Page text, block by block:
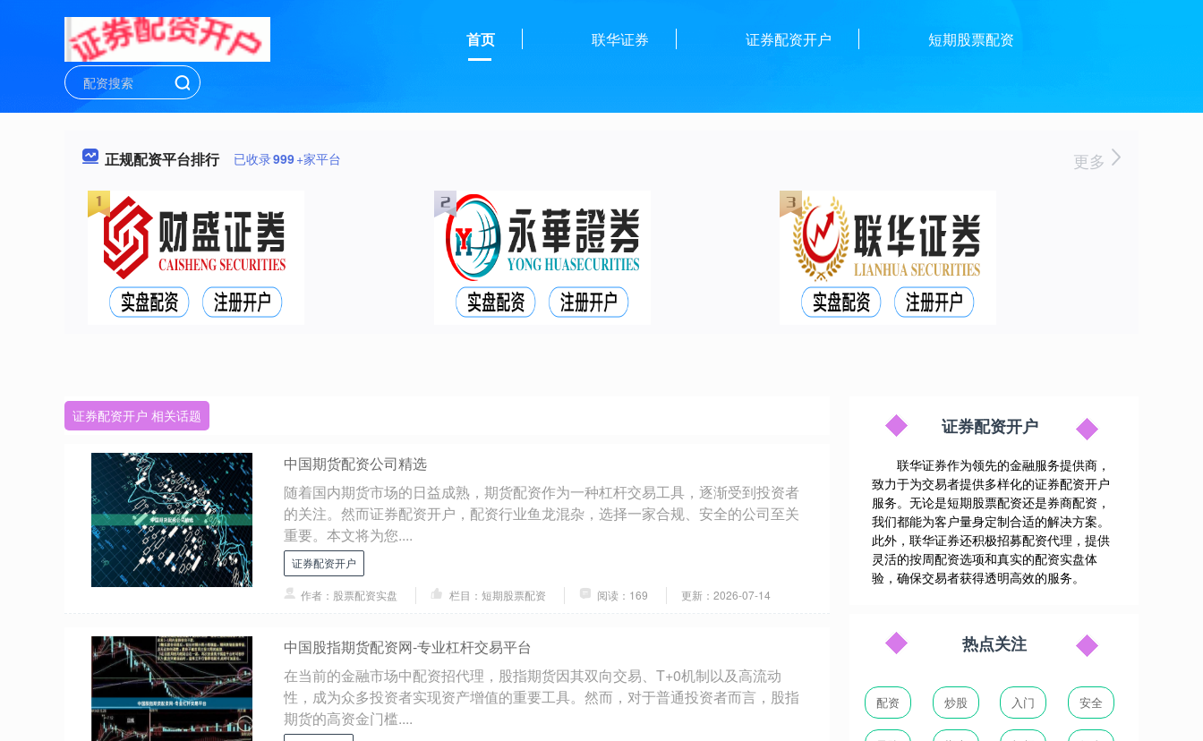
首页 联华证券 证券配资开户 短期股票配资
正规配资平台排行 已收录999+家平台 更多
证券配资开户 相关话题
中国期货配资公司精选
随着国内期货市场的日益成熟，期货配资作为一种杠杆交易工具，逐渐受到投资者
的关注。然而证券配资开户，配资行业鱼龙混杂，选择一家合规、安全的公司至关
重要。本文将为您....
证券配资开户
作者：股票配资实盘 栏目：短期股票配资 阅读：169 更新：2026-07-14
中国股指期货配资网-专业杠杆交易平台
在当前的金融市场中配资招代理，股指期货因其双向交易、T+0机制以及高流动
性，成为众多投资者实现资产增值的重要工具。然而，对于普通投资者而言，股指
期货的高资金门槛....
证券配资开户
联华证券作为领先的金融服务提供商，
致力于为交易者提供多样化的证券配资开户
服务。无论是短期股票配资还是券商配资，
我们都能为客户量身定制合适的解决方案。
此外，联华证券还积极招募配资代理，提供
灵活的按周配资选项和真实的配资实盘体
验，确保交易者获得透明高效的服务。
热点关注
配资 炒股 入门 安全